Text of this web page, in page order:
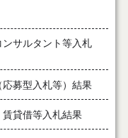
サルタント等入札
募型入札等）結果
貸借等入札結果